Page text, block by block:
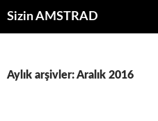
Sizin AMSTRAD
Aylık arşivler: Aralık 2016